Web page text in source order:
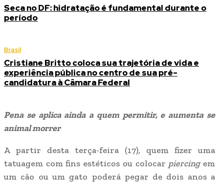
Seca no DF: hidratação é fundamental durante o
período
Brasil
Cristiane Britto coloca sua trajetória de vida e
experiência pública no centro de sua pré-
candidatura à Câmara Federal
Pena se aplica ainda a quem permitir, e aumenta se
animal morrer
A partir desta terça-feira (17), quem fizer uma
tatuagem com fins estéticos ou colocar piercingem
um cão ou um gato poderá pegar de dois anos a